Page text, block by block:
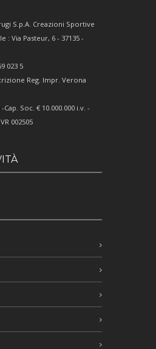
S.p.A. Creazioni Sportive
: Via Pasteur, 6 - 37135 -
023 5
Reg. Impr. Verona
Cap. Soc. € 10.000.000 i.v. -
002505